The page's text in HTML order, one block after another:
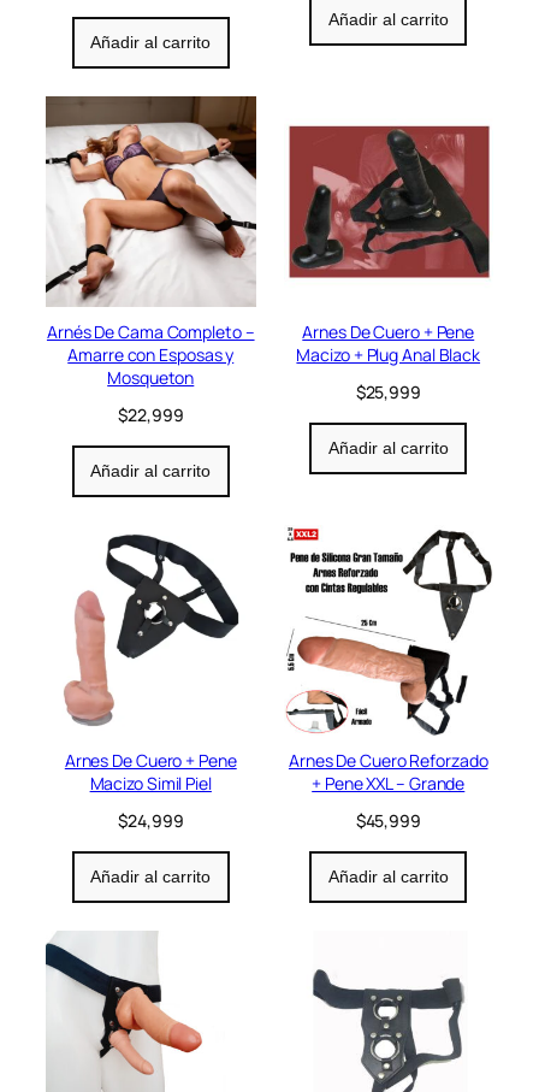
Añadir al carrito
Añadir al carrito
Arnés De Cama Completo –
Amarre con Esposas y
Mosqueton
$22,999
Añadir al carrito
Arnes De Cuero + Pene
Macizo + Plug Anal Black
$25,999
Añadir al carrito
Arnes De Cuero + Pene
Macizo Simil Piel
$24,999
Añadir al carrito
Arnes De Cuero Reforzado
+ Pene XXL – Grande
$45,999
Añadir al carrito